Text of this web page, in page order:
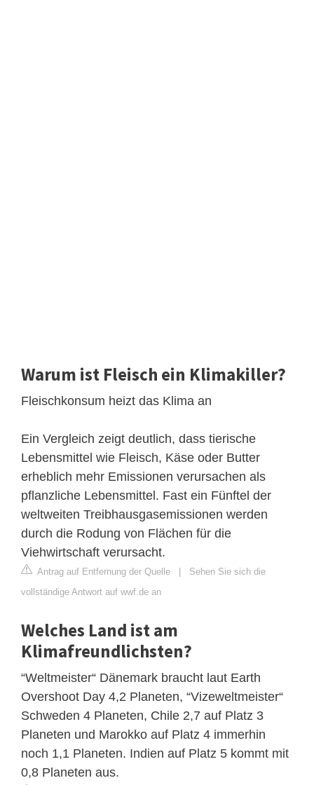
Warum ist Fleisch ein Klimakiller?
Fleischkonsum heizt das Klima an
Ein Vergleich zeigt deutlich, dass tierische
Lebensmittel wie Fleisch, Käse oder Butter
erheblich mehr Emissionen verursachen als
pflanzliche Lebensmittel. Fast ein Fünftel der
weltweiten Treibhausgasemissionen werden
durch die Rodung von Flächen für die
Viehwirtschaft verursacht.
Antrag auf Entfernung der Quelle | Sehen Sie sich die
vollständige Antwort auf wwf.de an
Welches Land ist am
Klimafreundlichsten?
“Weltmeister“ Dänemark braucht laut Earth
Overshoot Day 4,2 Planeten, “Vizeweltmeister“
Schweden 4 Planeten, Chile 2,7 auf Platz 3
Planeten und Marokko auf Platz 4 immerhin
noch 1,1 Planeten. Indien auf Platz 5 kommt mit
0,8 Planeten aus.